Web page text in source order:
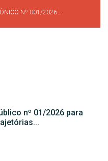
Nº 001/2026...
nº 01/2026 para